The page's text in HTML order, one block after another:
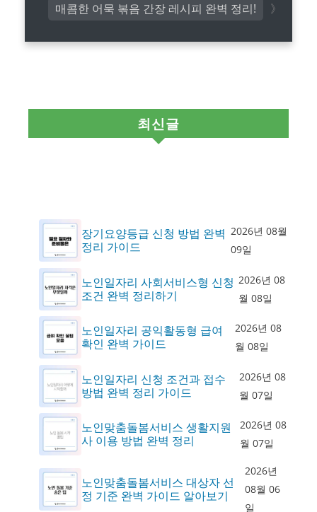
매콤한 어묵 볶음 간장 레시피 완벽 정리!
최신글
장기요양등급 신청 방법 완벽
정리 가이드
2026년 08월
09일
노인일자리 사회서비스형 신청
조건 완벽 정리하기
2026년 08
월 08일
노인일자리 공익활동형 급여
확인 완벽 가이드
2026년 08
월 08일
노인일자리 신청 조건과 접수
방법 완벽 정리 가이드
2026년 08
월 07일
노인맞춤돌봄서비스 생활지원
사 이용 방법 완벽 정리
2026년 08
월 07일
노인맞춤돌봄서비스 대상자 선
정 기준 완벽 가이드 알아보기
2026년
08월 06
일